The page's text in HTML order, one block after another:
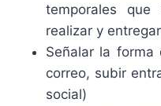
temporales
realizar y
Señalar la
correo, subir
social)